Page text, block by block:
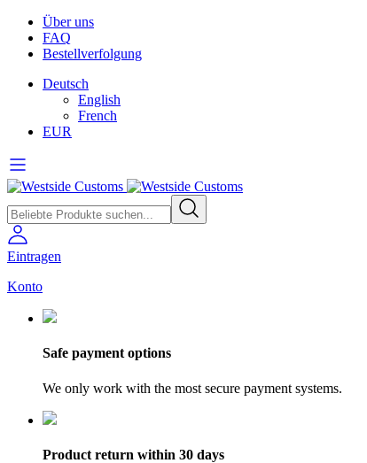
Über uns
FAQ
Bestellverfolgung
Deutsch
English
French
EUR
Eintragen
Konto
Safe payment options
We only work with the most secure payment systems.
Product return within 30 days